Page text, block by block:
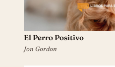
El Perro Positivo
Jon Gordon